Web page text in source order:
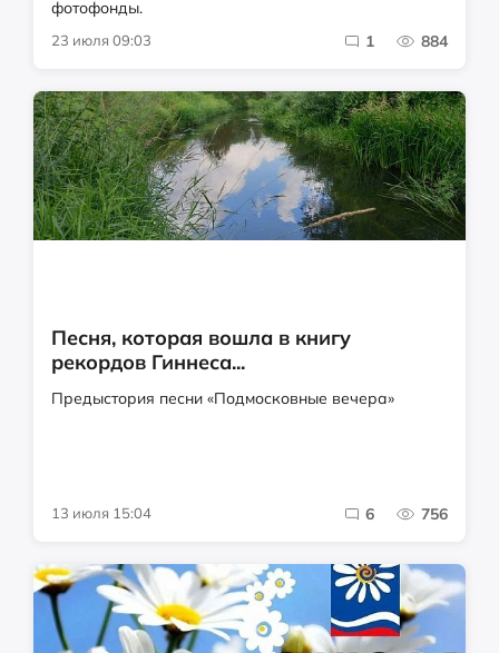
фотофонды.
23 июля 09:03 1 884
Песня, которая вошла в книгу
рекордов Гиннеса...
Предыстория песни «Подмосковные вечера»
13 июля 15:04 6 756